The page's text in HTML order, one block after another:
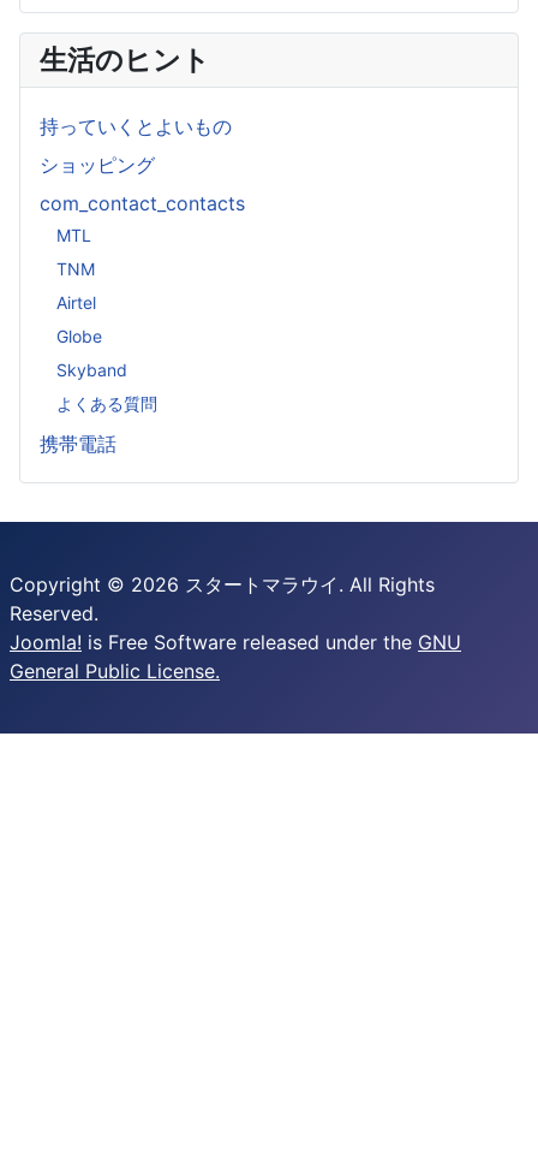
生活のヒント
持っていくとよいもの
ショッピング
com_contact_contacts
MTL
TNM
Airtel
Globe
Skyband
よくある質問
携帯電話
Copyright © 2026 スタートマラウイ. All Rights
Reserved.
Joomla! is Free Software released under the GNU
General Public License.